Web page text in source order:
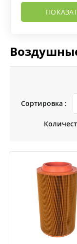
Сортировка :
Быстрый просмотр
Добавить